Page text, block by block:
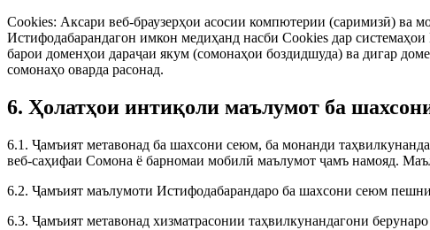
Cookies: Аксари веб-браузерҳои асосии компютерии (саримизӣ) ва
Истифодабарандагон имкон медиҳанд насби Cookies дар
барои доменҳои дараҷаи якум (сомонаҳои боздидшуда) ва дигар
сомонаҳо оварда расонад.
6. Ҳолатҳои интиқоли маълумот ба
6.1. Ҷамъият метавонад ба шахсони сеюм, ба монанди
веб-саҳифаи Сомона ё барномаи мобилӣ маълумот ҷамъ намояд.
6.2. Ҷамъият маълумоти Истифодабарандаро ба шахсони сеюм
6.3. Ҷамъият метавонад хизматрасонии таҳвилкунандагони